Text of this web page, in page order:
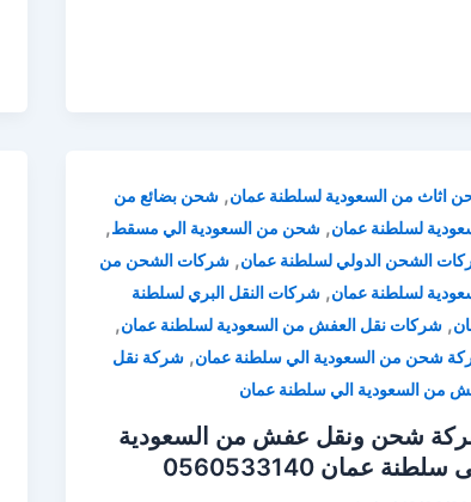
اثاث من السعودية لسلطنة عمان, شحن بضائع من
لسلطنة عمان, شحن من السعودية الي مسقط,
الشحن الدولي لسلطنة عمان, شركات الشحن من
لسلطنة عمان, شركات النقل البري لسلطنة
, شركات نقل العفش من السعودية لسلطنة عمان,
شحن من السعودية الي سلطنة عمان, شركة نقل
من السعودية الي سلطنة عمان
شحن ونقل عفش من السعودية
سلطنة عمان 0560533140